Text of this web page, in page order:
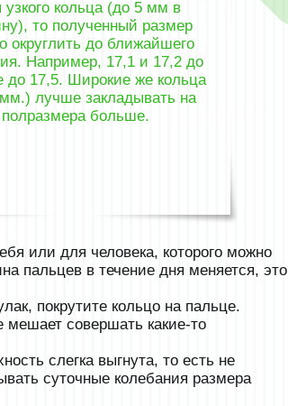
узкого кольца (до 5 мм в
то полученный размер
округлить до ближайшего
Например, 17,1 и 17,2 до
до 17,5. Широкие же кольца
лучше закладывать на
полразмера больше.
или для человека, которого можно
пальцев в течение дня меняется, это
покрутите кольцо на пальце.
мешает совершать какие-то
слегка выгнута, то есть не
суточные колебания размера